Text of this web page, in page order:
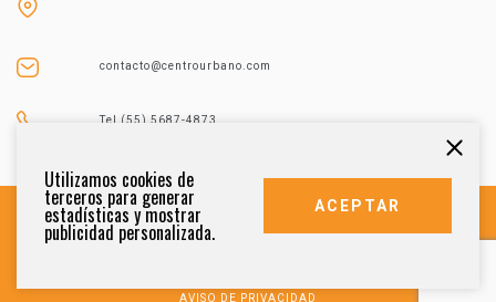
contacto@centrourbano.com
Tel (55) 5687-4873
AVISO DE PRIVACIDAD
Utilizamos cookies de
terceros para generar
estadísticas y mostrar
publicidad personalizada.
ACEPTAR